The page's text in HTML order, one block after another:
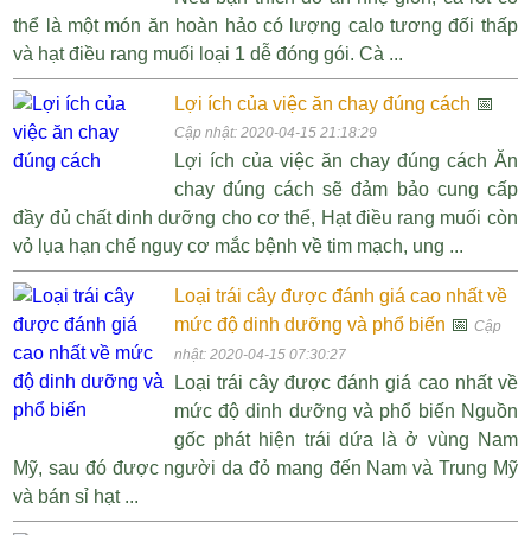
thể là một món ăn hoàn hảo có lượng calo tương đối thấp
và hạt điều rang muối loại 1 dễ đóng gói. Cà ...
Lợi ích của việc ăn chay đúng cách 📅
Cập nhật: 2020-04-15 21:18:29
Lợi ích của việc ăn chay đúng cách Ăn
chay đúng cách sẽ đảm bảo cung cấp
đầy đủ chất dinh dưỡng cho cơ thể, Hạt điều rang muối còn
vỏ lụa hạn chế nguy cơ mắc bệnh về tim mạch, ung ...
Loại trái cây được đánh giá cao nhất về
mức độ dinh dưỡng và phổ biến 📅 Cập
nhật: 2020-04-15 07:30:27
Loại trái cây được đánh giá cao nhất về
mức độ dinh dưỡng và phổ biến Nguồn
gốc phát hiện trái dứa là ở vùng Nam
Mỹ, sau đó được người da đỏ mang đến Nam và Trung Mỹ
và bán sỉ hạt ...